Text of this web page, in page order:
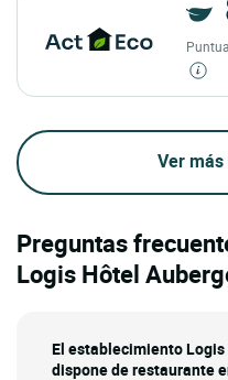
Ver
Preguntas
Logis Hôtel
El establecimiento
dispone de restaurante